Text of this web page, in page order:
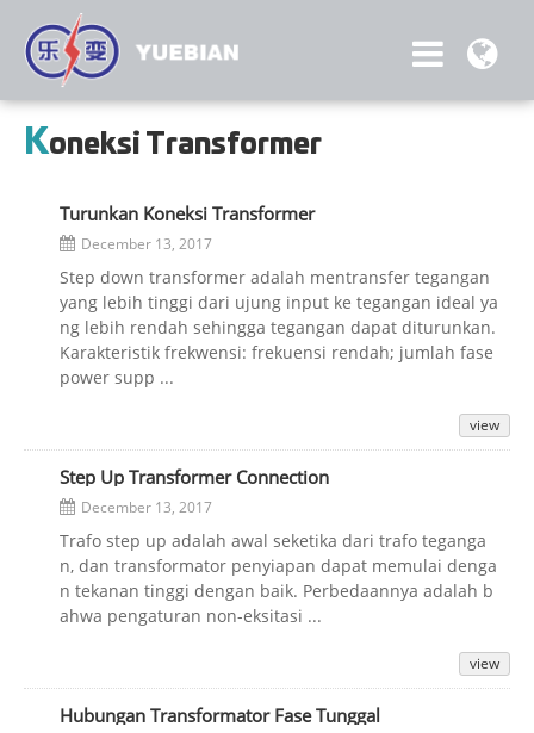
Koneksi Transformer
Turunkan Koneksi Transformer
December 13, 2017
Step down transformer adalah mentransfer tegangan
yang lebih tinggi dari ujung input ke tegangan ideal ya
ng lebih rendah sehingga tegangan dapat diturunkan.
Karakteristik frekwensi: frekuensi rendah; jumlah fase
power supp ...
view
Step Up Transformer Connection
December 13, 2017
Trafo step up adalah awal seketika dari trafo teganga
n, dan transformator penyiapan dapat memulai denga
n tekanan tinggi dengan baik. Perbedaannya adalah b
ahwa pengaturan non-eksitasi ...
view
Hubungan Transformator Fase Tunggal